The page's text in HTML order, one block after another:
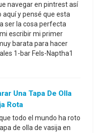
navegar en pintrest así
aquí y pensé que esta
ser la cosa perfecta
escribir mi primer
barata para hacer
1-bar Fels-Naptha1
Una Tapa De Olla
Rota
todo el mundo ha roto
de olla de vasija en